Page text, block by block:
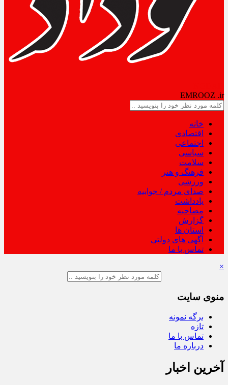
EMROOZ .ir
خانه
اقتصادی
اجتماعی
سیاسی
سلامت
فرهنگ و هنر
ورزشی
صدای مردم / جوابیه
یادداشت
مصاحبه
گزارش
استان ها
آگهی های دولتی
تماس با ما
×
منوی سایت
برگه نمونه
تازه
تماس با ما
درباره ما
آخرین اخبار